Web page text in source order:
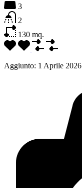
3
2
130 mq.
Aggiunto: 1 Aprile 2026